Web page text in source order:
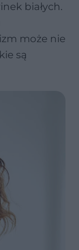
białych.
może nie
są